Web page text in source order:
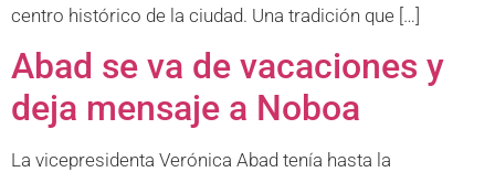
centro histórico de la ciudad. Una tradición que […]
Abad se va de vacaciones y
deja mensaje a Noboa
La vicepresidenta Verónica Abad tenía hasta la